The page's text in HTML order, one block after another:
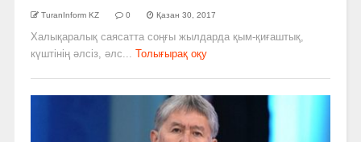
TuranInform KZ 0 Қазан 30, 2017
Халықаралық саясатта соңғы жылдарда қым-­қиғаштық,
күштінің әлсіз, әлс...
Толығырақ оқу